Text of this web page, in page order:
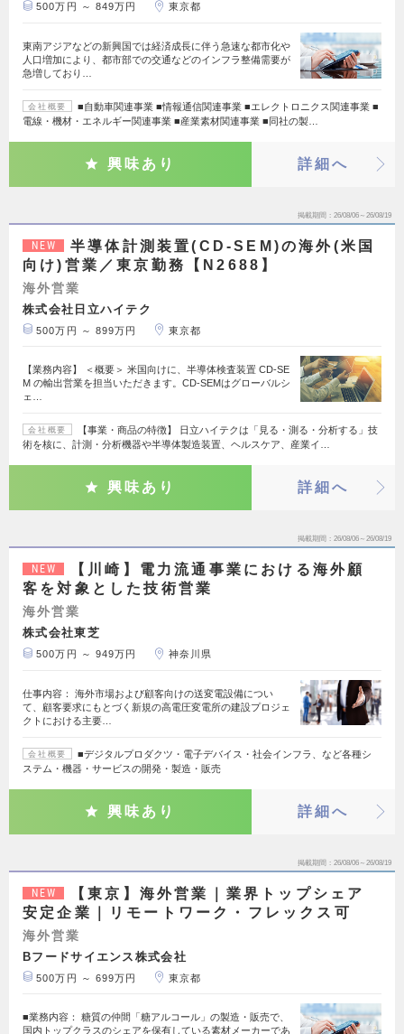
500万円 ～ 849万円 東京都
東南アジアなどの新興国では経済成長に伴う急速な都市化や
人口増加により、都市部での交通などのインフラ整備需要が
急増しており…
会社概要
■自動車関連事業 ■情報通信関連事業 ■エレクトロニクス関連事業 ■
電線・機材・エネルギー関連事業 ■産業素材関連事業 ■同社の製…
興味あり 詳細へ
掲載期間 26/08/06～26/08/19
NEW
半導体計測装置(CD-SEM)の海外(米国
向け)営業／東京勤務【N2688】
海外営業
株式会社日立ハイテク
500万円 ～ 899万円 東京都
【業務内容】 ＜概要＞ 米国向けに、半導体検査装置 CD-SE
M の輸出営業を担当いただきます。CD-SEMはグローバルシ
ェ…
会社概要
【事業・商品の特徴】 日立ハイテクは「見る・測る・分析する」技
術を核に、計測・分析機器や半導体製造装置、ヘルスケア、産業イ…
興味あり 詳細へ
掲載期間 26/08/06～26/08/19
NEW
【川崎】電力流通事業における海外顧
客を対象とした技術営業
海外営業
株式会社東芝
500万円 ～ 949万円 神奈川県
仕事内容： 海外市場および顧客向けの送変電設備につい
て、顧客要求にもとづく新規の高電圧変電所の建設プロジェ
クトにおける主要…
会社概要
■デジタルプロダクツ・電子デバイス・社会インフラ、など各種シ
ステム・機器・サービスの開発・製造・販売
興味あり 詳細へ
掲載期間 26/08/06～26/08/19
NEW
【東京】海外営業｜業界トップシェア
安定企業｜リモートワーク・フレックス可
海外営業
Bフードサイエンス株式会社
500万円 ～ 699万円 東京都
■業務内容： 糖質の仲間「糖アルコール」の製造・販売で、
国内トップクラスのシェアを保有している素材メーカーであ